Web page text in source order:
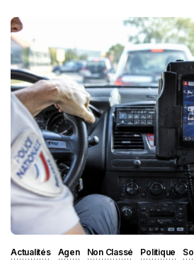
Actualités Agen Non Classé Politique